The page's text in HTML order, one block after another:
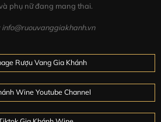
mà bạn yêu thích: uống nguyên
của mình.
thưởng thức đúng điệu của
Label 12là kết hợp với Soda:
phụ nữ đang mang thai.
info@ruouvanggiakhanh.vn
Rượu Vang Gia Khánh
Wine Youtube Channel